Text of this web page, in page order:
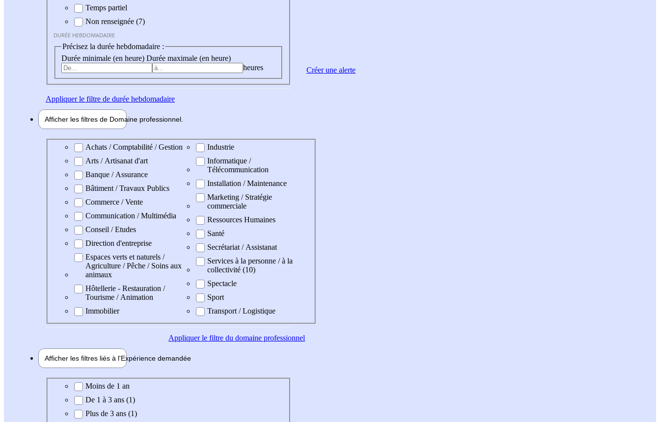
Temps partiel
Non renseignée (7)
DURÉE HEBDOMADAIRE
Précisez la durée hebdomadaire :
Durée minimale (en heure) Durée maximale (en heure)
heures
Appliquerle filtre de durée hebdomadaire
Afficher les filtres de Domaine professionnel
Domaine professionel
Achats / Comptabilité / Gestion
Arts / Artisanat d'art
Banque / Assurance
Bâtiment / Travaux Publics
Commerce / Vente
Communication / Multimédia
Conseil / Etudes
Direction d'entreprise
Espaces verts et naturels /
Agriculture / Pêche / Soins aux
animaux
Hôtellerie - Restauration /
Tourisme / Animation
Immobilier
Industrie
Informatique /
Télécommunication
Installation / Maintenance
Marketing / Stratégie
commerciale
Ressources Humaines
Santé
Secrétariat / Assistanat
Services à la personne / à la
collectivité (10)
Spectacle
Sport
Transport / Logistique
Appliquerle filtre du domaine professionnel
Afficher les filtres liés à l'Expérience demandée
Expérience demandée
Moins de 1 an
De 1 à 3 ans (1)
Plus de 3 ans (1)
Créer une alerte